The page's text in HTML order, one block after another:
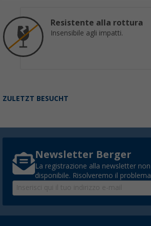
Resistente alla rottura
Insensibile agli impatti.
ZULETZT BESUCHT
Newsletter Berger
La registrazione alla newsletter
disponibile. Risolveremo il